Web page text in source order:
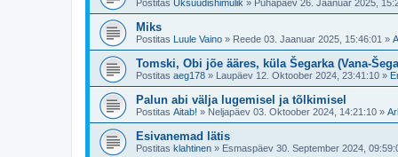
Postitas Üksuudishimulik » Pühapäev 26. Jaanuar 2025,
Miks
Postitas Luule Vaino » Reede 03. Jaanuar 2025, 15:46:01 »
Tomski, Obi jõe ääres, küla Šegarka (Vana-
Postitas aeg178 » Laupäev 12. Oktoober 2024, 23:41:10 »
Palun abi välja lugemisel ja tõlkimisel
Postitas Aitab! » Neljapäev 03. Oktoober 2024, 14:21:10 »
Esivanemad lätis
Postitas klahtinen » Esmaspäev 30. September 2024,